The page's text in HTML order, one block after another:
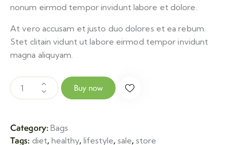
nonum eirmod tempor invidunt labore et dolore.
At vero accusam et justo duo dolores et ea rebum.
Stet clitain vidunt ut labore eirmod tempor invidunt
magna aliquyam.
Buy now
Category: Bags
Tags: diet, healthy,lifestyle,sale,store